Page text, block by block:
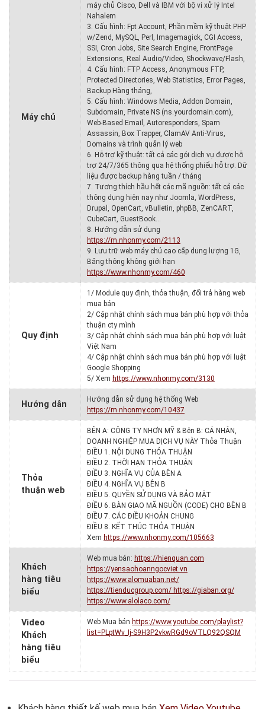
Máy chủ
máy chủ Cisco, Dell và IBM với bộ vi xử lý Intel
Nahalem
3. Cấu hình: Fpt Account, Phần mềm kỹ thuật PHP
w/Zend, MySQL, Perl, Imagemagick, CGI Access,
SSI, Cron Jobs, Site Search Engine, FrontPage
Extensions, Real Audio/Video, Shockwave/Flash,
4. Cấu hình: FTP Access, Anonymous FTP,
Protected Directories, Web Statistics, Error Pages,
Backup Hàng tháng,
5. Cấu hình: Windows Media, Addon Domain,
Subdomain, Private NS (ns.yourdomain.com),
Web-Based Email, Autoresponders, Spam
Assassin, Box Trapper, ClamAV Anti-Virus,
Domains và trình quản lý web
6. Hỗ trợ kỹ thuật: tất cả các gói dịch vụ được hỗ
trợ 24/7/365 thông qua hệ thống phiếu hỗ trợ. Dữ
liệu được backup hàng tuần / tháng
7. Tương thích hầu hết các mã nguồn: tất cả các
thông dụng hiện nay như Joomla, WordPress,
Drupal, OpenCart, vBulletin, phpBB, ZenCART,
CubeCart, GuestBook…
8. Hướng dẫn sử dụng
https://m.nhonmy.com/2113
9. Lưu trữ web máy chủ cao cấp dung lượng 1G,
Băng thông không giới hạn
https://www.nhonmy.com/460
Quy định
1/ Module quy định, thỏa thuận, đổi trả hàng web
mua bán
2/ Cập nhật chính sách mua bán phù hợp với thỏa
thuận cty mình
3/ Cập nhật chính sách mua bán phù hợp với luật
Việt Nam
4/ Cập nhật chính sách mua bán phù hợp với luật
Google Shopping
5/ Xem https://www.nhonmy.com/3130
Hướng dẫn
Hướng dẫn sử dụng hệ thống Web
https://m.nhonmy.com/10437
Thỏa
thuận web
BÊN A: CÔNG TY NHƠN MỸ & Bên B: CÁ NHÂN,
DOANH NGHIỆP MUA DỊCH VỤ NÀY Thỏa Thuận
ĐIỀU 1. NỘI DUNG THỎA THUẬN
ĐIỀU 2. THỜI HẠN THỎA THUẬN
ĐIỀU 3. NGHĨA VỤ CỦA BÊN A
ĐIỀU 4. NGHĨA VỤ BÊN B
ĐIỀU 5. QUYỀN SỬ DỤNG VÀ BẢO MẬT
ĐIỀU 6. BÀN GIAO MÃ NGUỒN (CODE) CHO BÊN B
ĐIỀU 7. CÁC ĐIỀU KHOẢN CHUNG
ĐIỀU 8. KẾT THÚC THỎA THUẬN
Xem https://www.nhonmy.com/105663
Khách
hàng tiêu
biểu
Web mua bán: https://hienquan.com
https://yensaohoanngocviet.vn
https://www.alomuaban.net/
https://tienducgroup.com/ https://giaban.org/
https://www.alolaco.com/
Video
Khách
hàng tiêu
biểu
Web Mua bán https://www.youtube.com/playlist?
list=PLptWv_Ij-S9H3P2vkwRGd9oVTLQ92QSQM